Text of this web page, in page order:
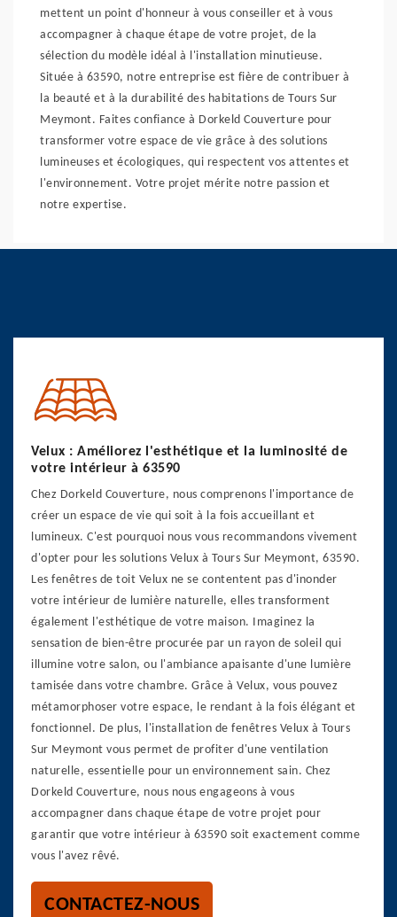
mettent un point d'honneur à vous conseiller et à vous
accompagner à chaque étape de votre projet, de la
sélection du modèle idéal à l'installation minutieuse.
Située à 63590, notre entreprise est fière de contribuer à
la beauté et à la durabilité des habitations de Tours Sur
Meymont. Faites confiance à Dorkeld Couverture pour
transformer votre espace de vie grâce à des solutions
lumineuses et écologiques, qui respectent vos attentes et
l'environnement. Votre projet mérite notre passion et
notre expertise.
Velux : Améliorez l'esthétique et la luminosité de
votre intérieur à 63590
Chez Dorkeld Couverture, nous comprenons l'importance de
créer un espace de vie qui soit à la fois accueillant et
lumineux. C'est pourquoi nous vous recommandons vivement
d'opter pour les solutions Velux à Tours Sur Meymont, 63590.
Les fenêtres de toit Velux ne se contentent pas d'inonder
votre intérieur de lumière naturelle, elles transforment
également l'esthétique de votre maison. Imaginez la
sensation de bien-être procurée par un rayon de soleil qui
illumine votre salon, ou l'ambiance apaisante d'une lumière
tamisée dans votre chambre. Grâce à Velux, vous pouvez
métamorphoser votre espace, le rendant à la fois élégant et
fonctionnel. De plus, l'installation de fenêtres Velux à Tours
Sur Meymont vous permet de profiter d'une ventilation
naturelle, essentielle pour un environnement sain. Chez
Dorkeld Couverture, nous nous engageons à vous
accompagner dans chaque étape de votre projet pour
garantir que votre intérieur à 63590 soit exactement comme
vous l'avez rêvé.
CONTACTEZ-NOUS